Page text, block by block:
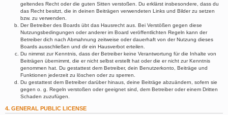
geltendes Recht oder die guten Sitten verstoßen. Du erklärst insbesondere, dass du
das Recht besitzt, die in deinen Beiträgen verwendeten Links und Bilder zu setzen
bzw. zu verwenden.
Der Betreiber des Boards übt das Hausrecht aus. Bei Verstößen gegen diese
Nutzungsbedingungen oder anderer im Board veröffentlichten Regeln kann der
Betreiber dich nach Abmahnung zeitweise oder dauerhaft von der Nutzung dieses
Boards ausschließen und dir ein Hausverbot erteilen.
Du nimmst zur Kenntnis, dass der Betreiber keine Verantwortung für die Inhalte von
Beiträgen übernimmt, die er nicht selbst erstellt hat oder die er nicht zur Kenntnis
genommen hat. Du gestattest dem Betreiber, dein Benutzerkonto, Beiträge und
Funktionen jederzeit zu löschen oder zu sperren.
Du gestattest dem Betreiber darüber hinaus, deine Beiträge abzuändern, sofern sie
gegen o. g. Regeln verstoßen oder geeignet sind, dem Betreiber oder einem Dritten
Schaden zuzufügen.
4. GENERAL PUBLIC LICENSE